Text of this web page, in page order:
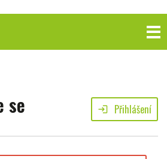
se login Přihlášení